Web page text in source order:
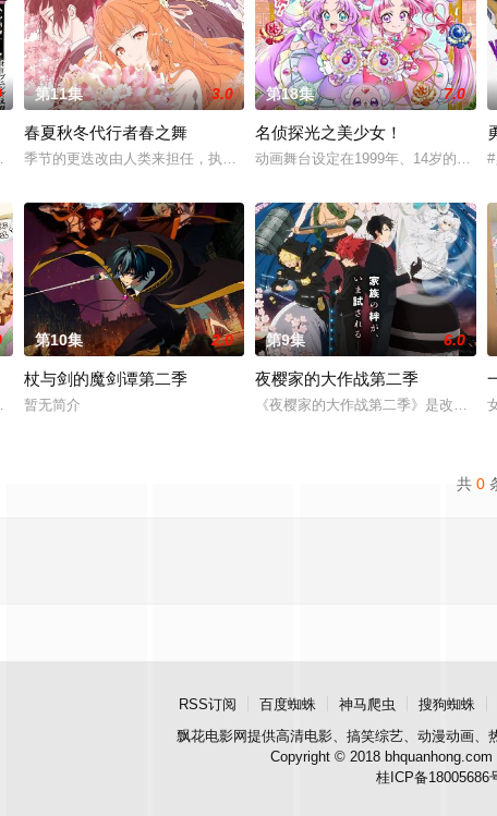
亲，经常在门后偷看父亲练习的模样。然而，父亲参加「真打」晋升测验却
第11集 3.0
春夏秋冬代行者春之舞
季节的更迭改由人类来担任，执行这项任务的人被称为「四季代行者」－－
第18集 7.0
名侦探光之美少女！
动画舞台设定在1999年、14岁的明智
情独自一人来到日本生活。第一次体验海外独居生活，雀对一切感到好奇新
第10集 2.0
杖与剑的魔剑谭第二季
暂无简介
第9集 6.0
夜樱家的大作战第二季
《夜樱家的大作战第二季》是改编自
共 0
RSS订阅 百度蜘蛛 神马爬虫 搜狗蜘蛛
飘花电影网提供高清电影、搞笑综艺、动漫动画、
Copyright © 2018
桂ICP备18005686